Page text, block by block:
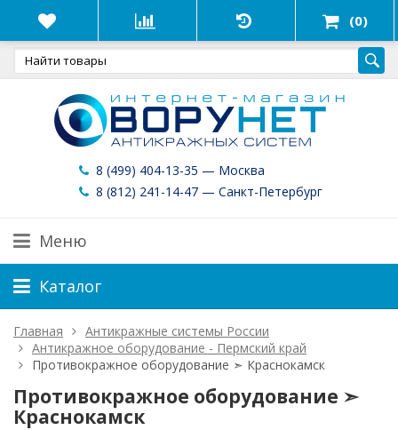
(0)
8 (499) 404-13-35 — Москва
8 (812) 241-14-47 — Санкт-Петербург
Меню
Каталог
Главная
Антикражные системы России
Антикражное оборудование - Пермский край
Противокражное оборудование ➣ Краснокамск
Противокражное оборудование ➣
Краснокамск